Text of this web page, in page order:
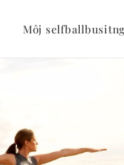
Môj selfballbusitng